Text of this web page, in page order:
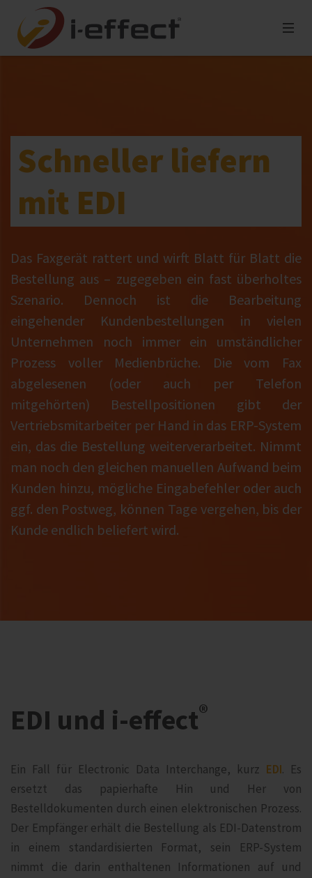
Schneller liefern
mit EDI
Das Faxgerät rattert und wirft Blatt für Blatt die
Bestellung aus – zugegeben ein fast überholtes
Szenario. Dennoch ist die Bearbeitung
eingehender Kundenbestellungen in vielen
Unternehmen noch immer ein umständlicher
Prozess voller Medienbrüche. Die vom Fax
abgelesenen (oder auch per Telefon
mitgehörten) Bestellpositionen gibt der
Vertriebsmitarbeiter per Hand in das ERP-System
ein, das die Bestellung weiterverarbeitet. Nimmt
man noch den gleichen manuellen Aufwand beim
Kunden hinzu, mögliche Eingabefehler oder auch
ggf. den Postweg, können Tage vergehen, bis der
Kunde endlich beliefert wird.
EDI und i‑effect®
Ein Fall für Electronic Data Interchange, kurz EDI. Es
ersetzt das papierhafte Hin und Her von
Bestelldokumenten durch einen elektronischen Prozess.
Der Empfänger erhält die Bestellung als EDI-Datenstrom
in einem standardisierten Format, sein ERP-System
nimmt die darin enthaltenen Informationen auf und